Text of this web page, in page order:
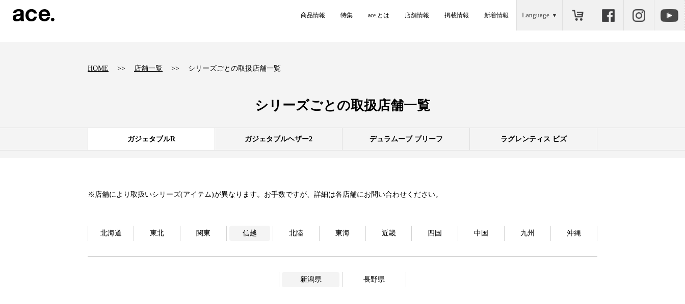
商品情報 特集 ace.とは 店舗情報 掲載情報 新着情報 Language
HOME 店舗一覧 シリーズごとの取扱店舗一覧
シリーズごとの取扱店舗一覧
ガジェタブルR ガジェタブルヘザー2 デュラムーブ ブリーフ ラグレンティス ビズ
※店舗により取扱いシリーズ(アイテム)が異なります。お手数ですが、詳細は各店舗にお問い合わせください。
北海道 東北 関東 信越 北陸 東海 近畿 四国 中国 九州 沖縄
新潟県 長野県